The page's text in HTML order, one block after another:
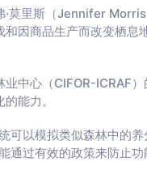
·莫里斯（Jennifer
因商品生产而改变栖息
中心（CIFOR-ICRAF
能力。
可以模拟类似森林中的
通过有效的政策来防止